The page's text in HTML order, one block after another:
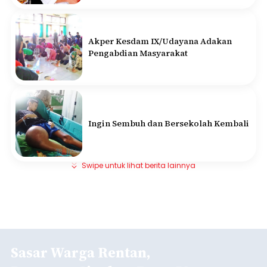
Akper Kesdam IX/Udayana Adakan
Pengabdian Masyarakat
Ingin Sembuh dan Bersekolah Kembali
Swipe untuk lihat berita lainnya
Sasar Warga Rentan,